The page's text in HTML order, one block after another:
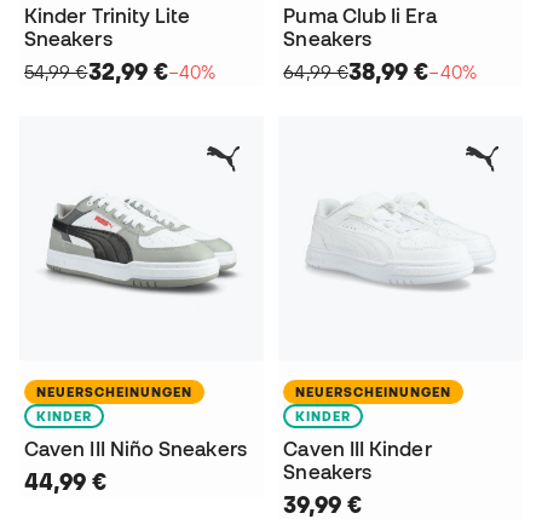
Kinder Trinity Lite
Sneakers
54,99 €32,99 €−40%
Puma Club Ii Era
Sneakers
64,99 €38,99 €−40%
NEUERSCHEINUNGEN
KINDER
Caven III Niño Sneakers
44,99 €
NEUERSCHEINUNGEN
KINDER
Caven III Kinder
Sneakers
39,99 €